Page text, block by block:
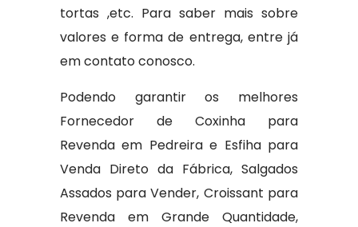
tortas ,etc. Para saber mais sobre
valores e forma de entrega, entre já
em contato conosco.
Podendo garantir os melhores
Fornecedor de Coxinha para
Revenda em Pedreira e Esfiha para
Venda Direto da Fábrica, Salgados
Assados para Vender, Croissant para
Revenda em Grande Quantidade,